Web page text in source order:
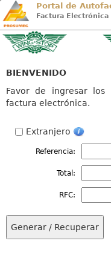
Portal de
Factura Electrónica
BIENVENIDO
Favor de ingresar los
factura electrónica.
Extranjero
Referencia:
Total:
RFC: